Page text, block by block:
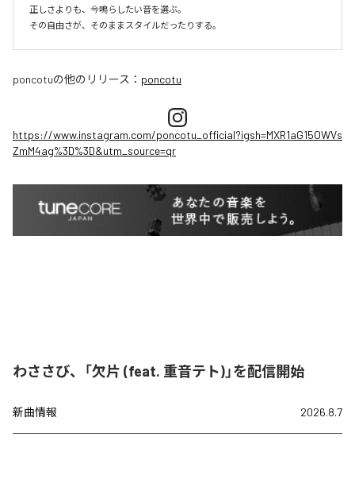
正しさよりも、今鳴らしたい音を選ぶ。
その自由さが、そのままスタイルだったりする。
poncotuの他のリリース： poncotu
https://www.instagram.com/poncotu_official?igsh=MXR1aG15OWVs
ZmM4ag%3D%3D&utm_source=qr
わささび、「欠片 (feat. 重音テト)」を配信開始
新曲情報 2026.8.7